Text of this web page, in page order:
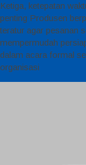
Ketiga, ketepatan
penting Produsen
teratur agar pesanan
mempermudah
dalam acara formal
organisasi